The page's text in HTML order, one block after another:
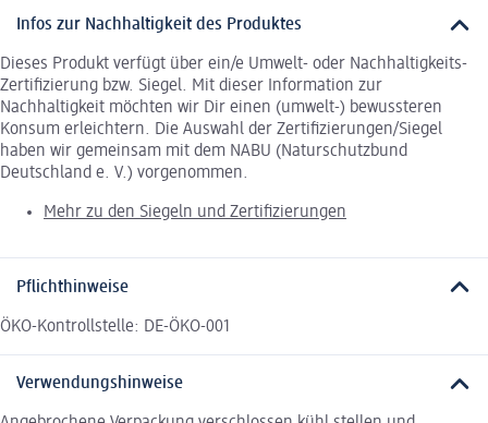
Infos zur Nachhaltigkeit des Produktes
Dieses Produkt verfügt über ein/e Umwelt- oder Nachhaltigkeits-
Zertifizierung bzw. Siegel. Mit dieser Information zur
Nachhaltigkeit möchten wir Dir einen (umwelt-) bewussteren
Konsum erleichtern. Die Auswahl der Zertifizierungen/Siegel
haben wir gemeinsam mit dem NABU (Naturschutzbund
Deutschland e. V.) vorgenommen.
Mehr zu den Siegeln und Zertifizierungen
Pflichthinweise
ÖKO-Kontrollstelle: DE-ÖKO-001
Verwendungshinweise